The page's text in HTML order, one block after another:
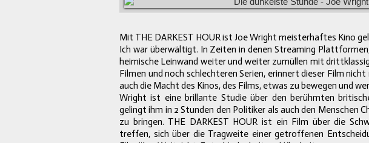
Mit THE DARKEST HOUR ist Joe Wright meisterhaftes Kino
Ich war überwältigt. In Zeiten in denen Streaming
heimische Leinwand weiter und weiter zumüllen mit
Filmen und noch schlechteren Serien, erinnert dieser Film
auch die Macht des Kinos, des Films, etwas zu bewegen und
Wright ist eine brillante Studie über den berühmten
gelingt ihm in 2 Stunden den Politiker als auch den Menschen
zu bringen. THE DARKEST HOUR ist ein Film über die
treffen, sich über die Tragweite einer getroffenen